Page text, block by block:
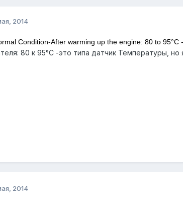
2014
Condition-After warming up the engine: 80 to 95°C -
80 к 95°C -это типа датчик Температуры,
2014